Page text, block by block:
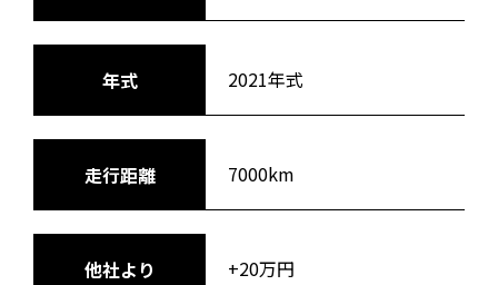
年式 2021年式
走行距離 7000km
他社より +20万円